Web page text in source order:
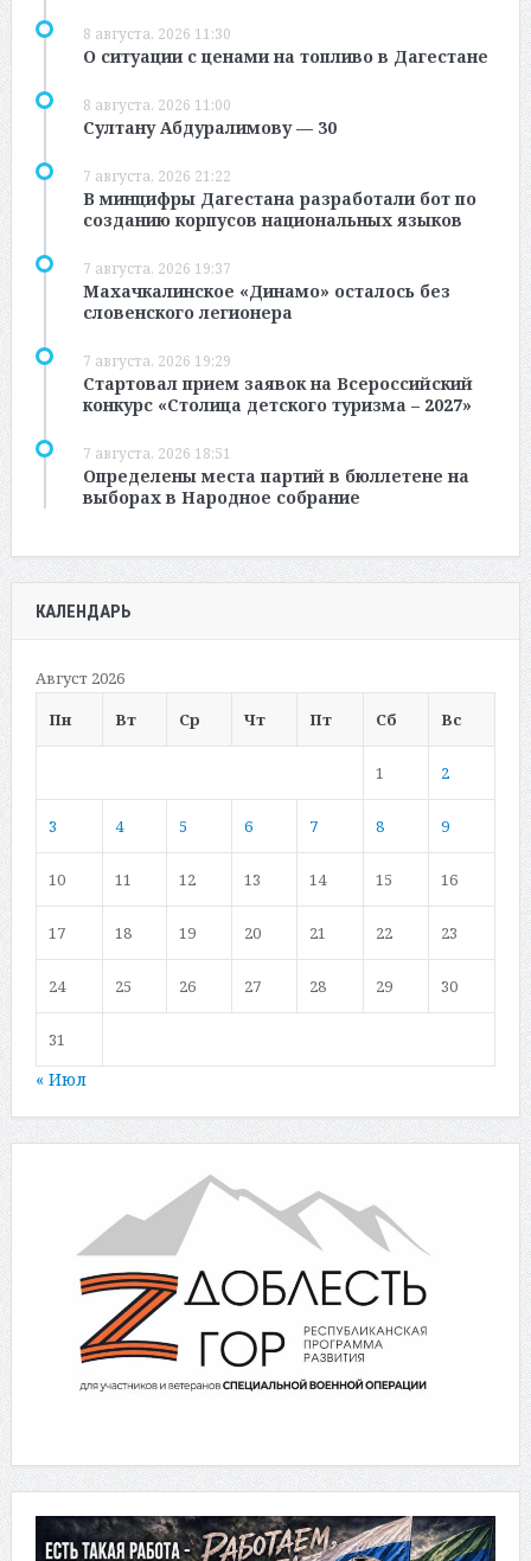
8 августа, 2026 11:30
О ситуации с ценами на топливо в Дагестане
8 августа, 2026 11:00
Султану Абдуралимову — 30
7 августа, 2026 21:22
В минцифры Дагестана разработали бот по
созданию корпусов национальных языков
7 августа, 2026 19:37
Махачкалинское «Динамо» осталось без
словенского легионера
7 августа, 2026 19:29
Стартовал прием заявок на Всероссийский
конкурс «Столица детского туризма – 2027»
7 августа, 2026 18:51
Определены места партий в бюллетене на
выборах в Народное собрание
КАЛЕНДАРЬ
Август 2026
Пн
Вт Ср Чт Пт Сб Вс
1 2
3 4 5 6 7 8 9
10 11 12 13 14 15 16
17 18 19 20 21 22 23
24 25 26 27 28 29 30
31
« Июл